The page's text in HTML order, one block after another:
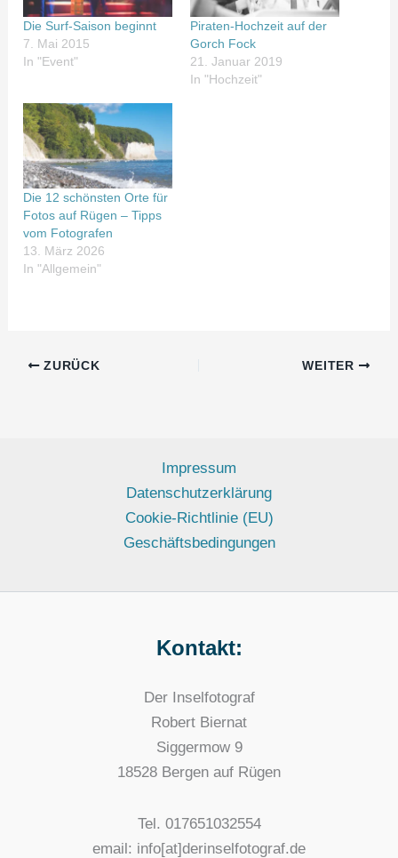
Die Surf-Saison beginnt
7. Mai 2015
In "Event"
Piraten-Hochzeit auf der
Gorch Fock
21. Januar 2019
In "Hochzeit"
Die 12 schönsten Orte für
Fotos auf Rügen – Tipps
vom Fotografen
13. März 2026
In "Allgemein"
ZURÜCK WEITER
Impressum
Datenschutzerklärung
Cookie-Richtlinie (EU)
Geschäftsbedingungen
Kontakt:
Der Inselfotograf
Robert Biernat
Siggermow 9
18528 Bergen auf Rügen
Tel. 017651032554
email: info[at]derinselfotograf.de